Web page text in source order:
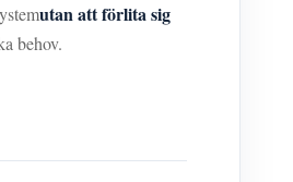
utan att förlita sig
behov.